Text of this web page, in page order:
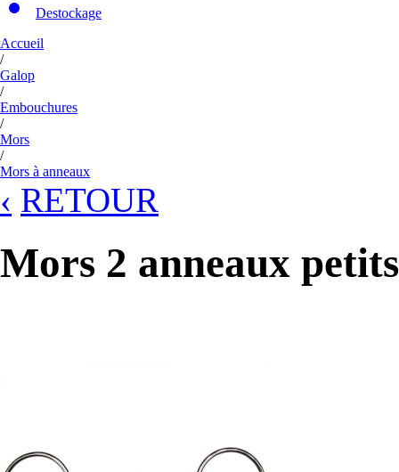
Destockage
Accueil
/
Galop
/
Embouchures
/
Mors
/
Mors à anneaux
‹ RETOUR
Mors 2 anneaux